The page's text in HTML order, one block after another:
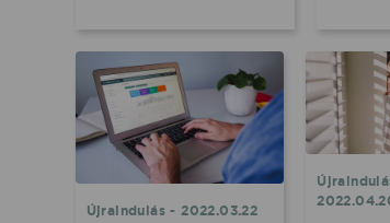
Újraindulás - 2022.03.22